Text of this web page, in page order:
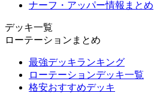
ナーフ・アッパー情報まとめ
デッキ一覧
ローテーションまとめ
最強デッキランキング
ローテーションデッキ一覧
格安おすすめデッキ